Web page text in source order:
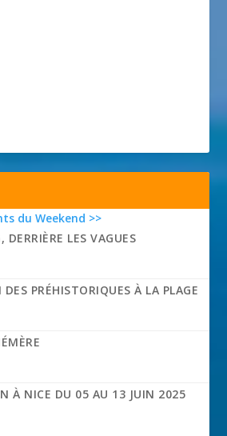
du Weekend >>
DERRIÈRE LES VAGUES
PRÉHISTORIQUES À LA PLAGE
À NICE DU 05 AU 13 JUIN 2025